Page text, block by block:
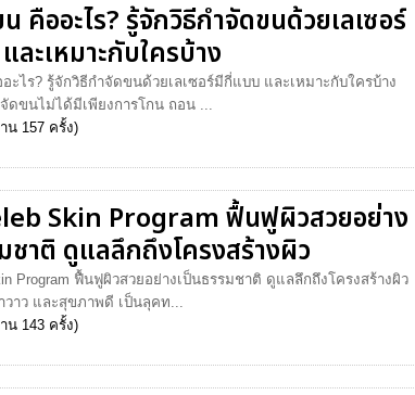
น คืออะไร? รู้จักวิธีกำจัดขนด้วยเลเซอร์
ละเหมาะกับใครบ้าง
ะไร? รู้จักวิธีกำจัดขนด้วยเลเซอร์มีกี่แบบ และเหมาะกับใครบ้าง
ดขนไม่ได้มีเพียงการโกน ถอน ...
น 157 ครั้ง)
Skin Program ฟื้นฟูผิวสวยอย่าง
ชาติ ดูแลลึกถึงโครงสร้างผิว
Program ฟื้นฟูผิวสวยอย่างเป็นธรรมชาติ ดูแลลึกถึงโครงสร้างผิว
าว และสุขภาพดี เป็นลุคท...
น 143 ครั้ง)